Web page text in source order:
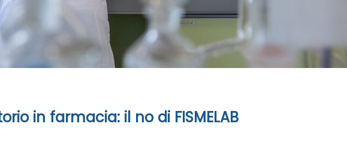
in farmacia: il no di FISMELAB